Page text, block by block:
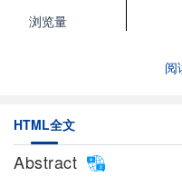
浏览量
阅
HTML全文
Abstract